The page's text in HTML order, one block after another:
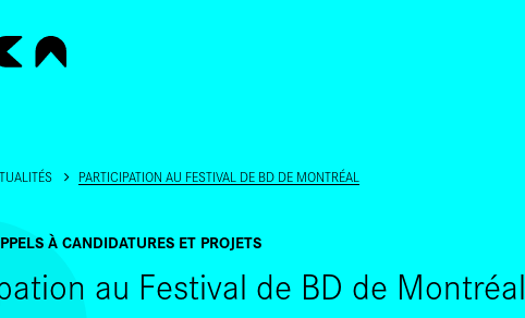
PARTICIPATION AU FESTIVAL DE BD DE MONTRÉAL
À CANDIDATURES ET PROJETS
au Festival de BD de Montréal